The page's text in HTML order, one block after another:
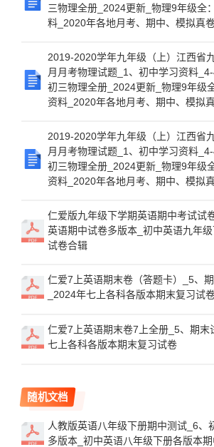
三物理全册_2024更新_物理9年级全
料_2020年各地月考、期中、模拟真
2019-2020学年九年级（上）江西省
月月考物理试题_1、初中学习资料_4-
初三物理全册_2024更新_物理9年级
资料_2020年各地月考、期中、模拟
2019-2020学年九年级（上）江西省
月月考物理试题_1、初中学习资料_4-
初三物理全册_2024更新_物理9年级
资料_2020年各地月考、期中、模拟
仁爱版九年级下学期英语期中考试试
英语期中试卷多版本_初中英语九年
试卷合辑
仁爱7上英语期末卷（答题卡）_5、
_2024年七上各科各版本期末复习试
仁爱7上英语期末卷7上全册_5、期末
七上各科各版本期末复习试卷
随机文档
人教版英语八年级下册期中测试_6、
多版本_初中英语八年级下册各版本